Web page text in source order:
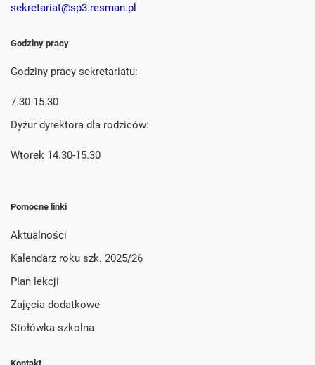
sekretariat@sp3.resman.pl
Godziny pracy
Godziny pracy sekretariatu:
7.30-15.30
Dyżur dyrektora dla rodziców:
Wtorek 14.30-15.30
Pomocne linki
Aktualności
Kalendarz roku szk. 2025/26
Plan lekcji
Zajęcia dodatkowe
Stołówka szkolna